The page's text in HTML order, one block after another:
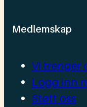
Medlemskap
Vi trenger
Logg inn
Støtt oss